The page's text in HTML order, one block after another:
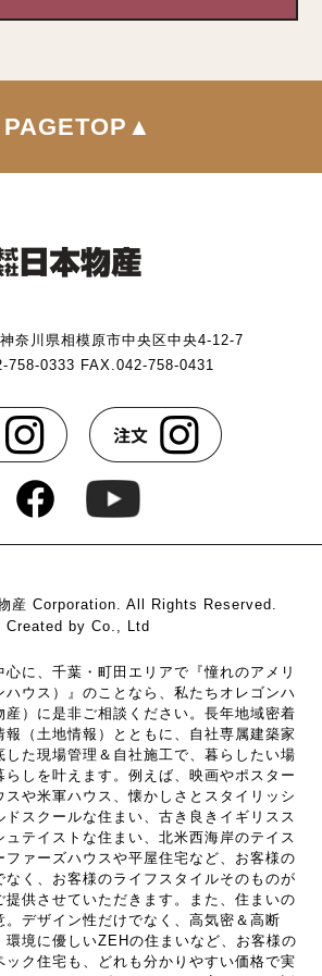
職業，年齢，ユーザーのIPアドレス，
バシー情報の収集方法）
号，メールアドレス，銀行口座番号，
番号，運転免許証番号などの個人情報
れたユーザーの個人情報を含む取引記
る情報を当社の提携先（情報提供元，
から収集することがあります。
について，利用したサービスやソフト
品，閲覧したページや広告の履歴，
てご利用の場合の当該端末の通信状
の各種設定情報なども含みます），IP
よび特性情報を，ユーザーが当社や
利用しまたはページを閲覧する際に
報を収集・利用する目的）
集・利用する目的は，以下のとおり
分の登録情報の閲覧や修正，利用状況
ただくために，氏名，住所，連絡先，
録情報，利用されたサービスや購入さ
PAGETOP▲
奈川県相模原市中央区中央4-12-7
758-0333 FAX.042-758-0431
産 Corporation. All Rights Reserved.
Created by Co., Ltd
に、千葉・町田エリアで『憧れのアメリ
ハウス）』のことなら、私たちオレゴンハ
産）に是非ご相談ください。長年地域密着
（土地情報）とともに、自社専属建築家
した現場管理＆自社施工で、暮らしたい場
らしを叶えます。例えば、映画やポスター
や米軍ハウス、懐かしさとスタイリッシ
ドスクールな住まい、古き良きイギリスス
ュテイストな住まい、北米西海岸のテイス
ファーズハウスや平屋住宅など、お客様の
なく、お客様のライフスタイルそのものが
提供させていただきます。また、住まいの
。デザイン性だけでなく、高気密＆高断
環境に優しいZEHの住まいなど、お客様の
ック住宅も、どれも分かりやすい価格で実